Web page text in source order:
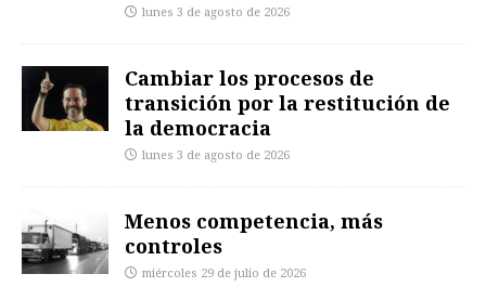
lunes 3 de agosto de 2026
Cambiar los procesos de
transición por la restitución de
la democracia
lunes 3 de agosto de 2026
Menos competencia, más
controles
miércoles 29 de julio de 2026